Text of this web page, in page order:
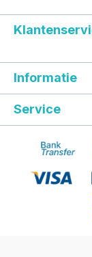
Informatie
Service